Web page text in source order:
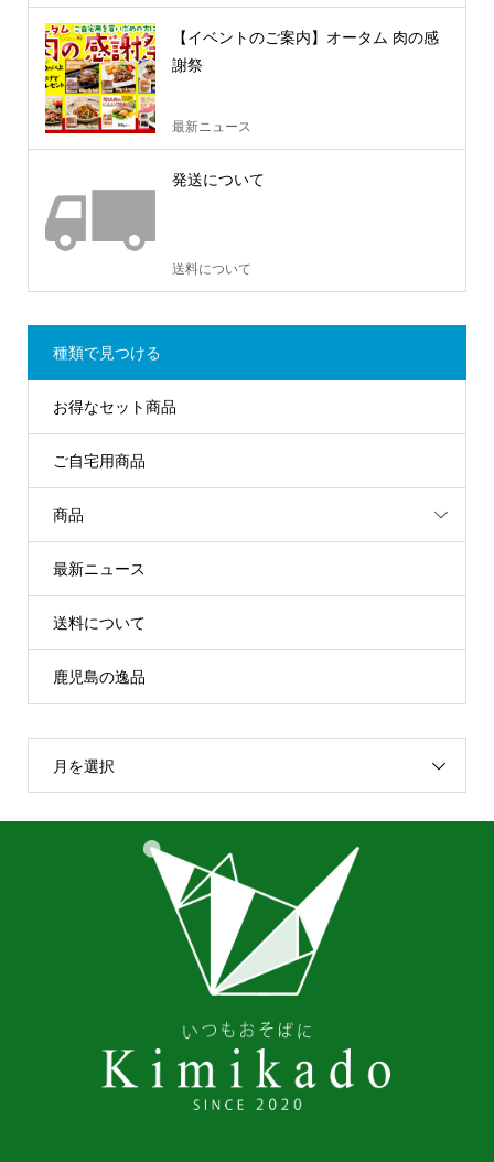
【イベントのご案内】オータム 肉の感
謝祭
最新ニュース
発送について
送料について
種類で見つける
お得なセット商品
ご自宅用商品
商品
最新ニュース
送料について
鹿児島の逸品
月を選択